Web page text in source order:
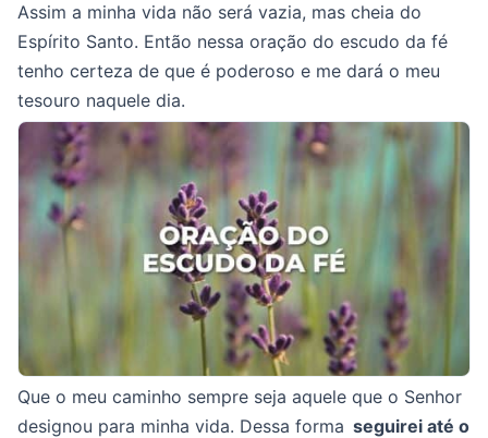
Assim a minha vida não será vazia, mas cheia do
Espírito Santo. Então nessa oração do escudo da fé
tenho certeza de que é poderoso e me dará o meu
tesouro naquele dia.
Que o meu caminho sempre seja aquele que o Senhor
designou para minha vida. Dessa forma seguirei até o